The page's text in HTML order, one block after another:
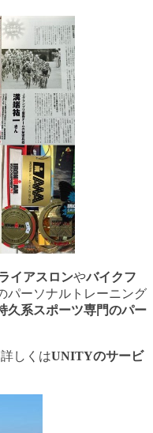
ライアスロンやバイクフ
パーソナルトレーニング
久系スポーツ専門のパー
しくはUNITYのサービ